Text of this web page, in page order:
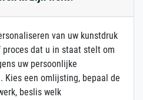
van uw kunstdruk
dat u in staat stelt om
uw persoonlijke
Kies een omlijsting, bepaal de
beslis welk